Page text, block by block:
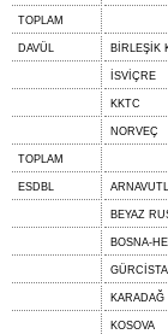
TOPLAM
DAVÜL BİRLEŞİK
İSVİÇRE
KKTC
NORVEÇ
TOPLAM
ESDBL
BEYAZ
BOSNA-
KARADAĞ
KOSOVA